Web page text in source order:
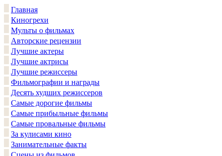
Главная
Киногрехи
Мульты о фильмах
Авторские рецензии
Лучшие актеры
Лучшие актрисы
Лучшие режиссеры
Фильмографии и награды
Десять худших режиссеров
Самые дорогие фильмы
Самые прибыльные фильмы
Самые провальные фильмы
За кулисами кино
Занимательные факты